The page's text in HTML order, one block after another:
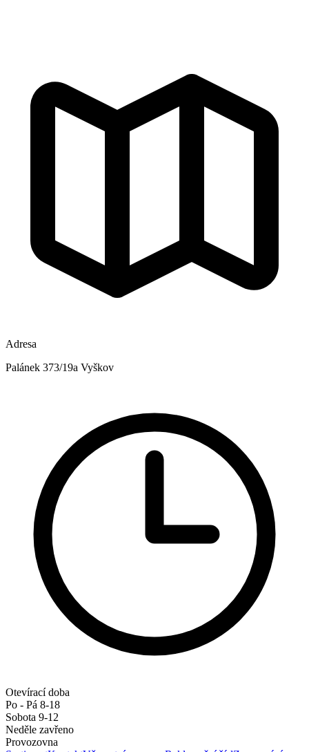
Adresa
Palánek 373/19a Vyškov
Otevírací doba
Po - Pá 8-18
Sobota 9-12
Neděle zavřeno
Provozovna